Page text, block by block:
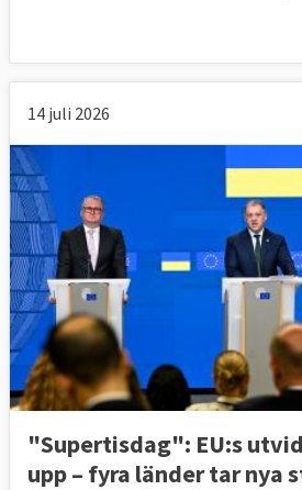
14 juli 2026
"Supertisdag": EU:s
upp – fyra länder tar nya